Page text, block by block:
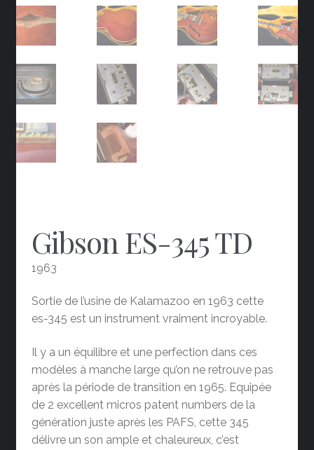
Gibson ES-345 TD
1963
Sortie de l’usine de Kalamazoo en 1963 cette
es-345 est un instrument vraiment incroyable.
Il y a un équilibre et une perfection dans ces
modèles à manche large qu’on ne retrouve pas
après la période de transition en 1965. Equipée
de 2 excellent micros patent numbers de la
génération juste après les PAFS, cette 345
délivre un son ample et chaleureux, c’est